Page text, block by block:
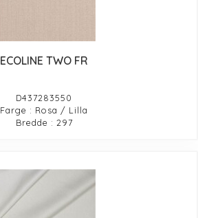
ECOLINE TWO FR
D437283550
Farge : Rosa / Lilla
Bredde : 297